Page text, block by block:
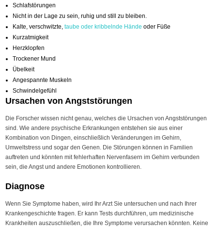
Schlafstörungen
Nicht in der Lage zu sein, ruhig und still zu bleiben.
Kalte, verschwitzte,taube oder kribbelnde Hände oder Füße
Kurzatmigkeit
Herzklopfen
Trockener Mund
Übelkeit
Angespannte Muskeln
Schwindelgefühl
Ursachen von Angststörungen
Die Forscher wissen nicht genau, welches die Ursachen von Angststörungen
sind. Wie andere psychische Erkrankungen entstehen sie aus einer
Kombination von Dingen, einschließlich Veränderungen im Gehirn,
Umweltstress und sogar den Genen. Die Störungen können in Familien
auftreten und könnten mit fehlerhaften Nervenfasern im Gehirn verbunden
sein, die Angst und andere Emotionen kontrollieren.
Diagnose
Wenn Sie Symptome haben, wird Ihr Arzt Sie untersuchen und nach Ihrer
Krankengeschichte fragen. Er kann Tests durchführen, um medizinische
Krankheiten auszuschließen, die Ihre Symptome verursachen könnten. Keine